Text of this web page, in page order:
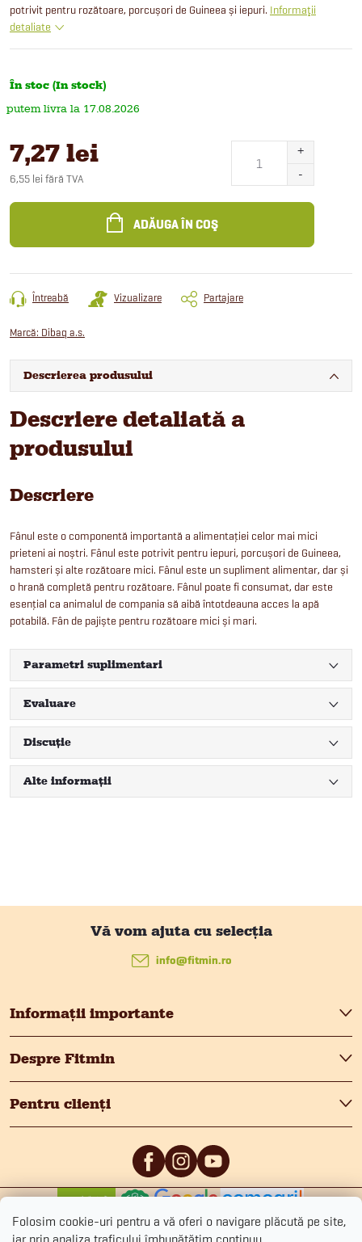
Folosim cookie-uri pentru a vă oferi o navigare plăcută pe site,
potrivit pentru rozătoare, porcușori de Guineea și iepuri. Informaţii
detaliate
În stoc (In stock)
17.08.2026
7,27 lei
6,55 lei fără TVA
preţ:
ADĂUGA ÎN COŞ
Întreabă Vizualizare Partajare
Marcă: Dibaq a.s.
Descrierea produsului
Descriere detaliată a
produsului
Descriere
Fânul este o componentă importantă a alimentației celor mai mici
prieteni ai noștri. Fânul este potrivit pentru iepuri, porcușori de Guineea,
hamsteri și alte rozătoare mici. Fânul este un supliment alimentar, dar și
o hrană completă pentru rozătoare. Fânul poate fi consumat, dar este
esențial ca animalul de compania să aibă întotdeauna acces la apă
potabilă. Fân de pajiște pentru rozătoare mici și mari.
Parametri suplimentari
Evaluare
Discuţie
Alte informații
b
s
o
Informații importante
Despre Fitmin
Pentru clienți
info@fitmin.ro
0/5 0/5